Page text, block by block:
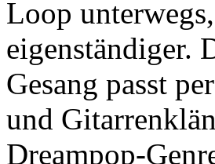
Loop
eigenständiger.
Gesang passt
und
Dreampop-